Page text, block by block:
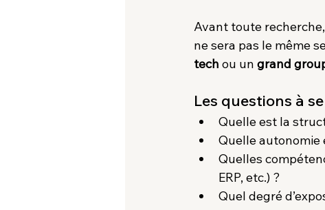
Avant toute
ne sera pas le même
tech ou un grand
Les questions à
Quelle est la
Quelle autonomie
Quelles
ERP, etc.) ?
Quel degré